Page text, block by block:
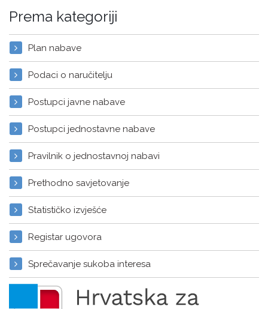
Prema kategoriji
Plan nabave
Podaci o naručitelju
Postupci javne nabave
Postupci jednostavne nabave
Pravilnik o jednostavnoj nabavi
Prethodno savjetovanje
Statističko izvješće
Registar ugovora
Sprečavanje sukoba interesa